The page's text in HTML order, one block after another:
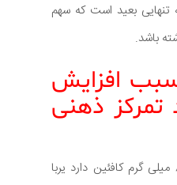
بعید است که سهم
باشد.
سبب افزایش
تمرکز ذهنی
یربا مایت در هر فنجان 85 میلی گرم کافئین دارد یربا